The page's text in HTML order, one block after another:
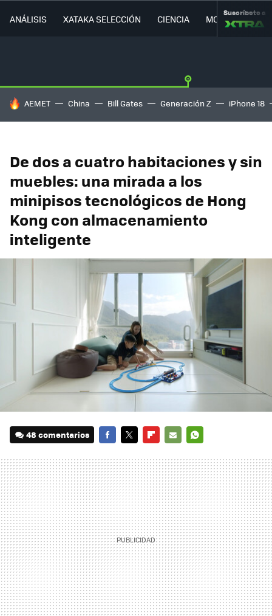
ANÁLISIS XATAKA SELECCIÓN CIENCIA MOVILIDAD
Suscríbete a
HOY SE HABLA DE
AEMET China Bill Gates Generación Z iPhone 18
De dos a cuatro habitaciones y sin
muebles: una mirada a los
minipisos tecnológicos de Hong
Kong con almacenamiento
inteligente
48 comentarios
MAIL